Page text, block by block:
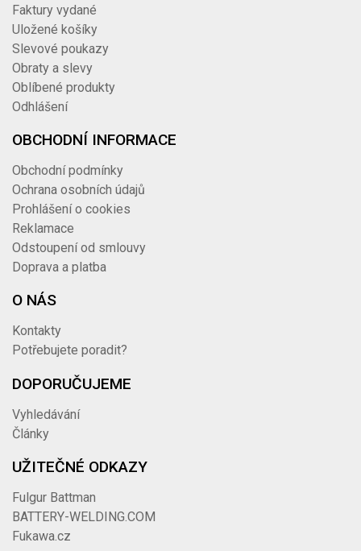
Faktury vydané
Uložené košíky
Slevové poukazy
Obraty a slevy
Oblíbené produkty
Odhlášení
OBCHODNÍ INFORMACE
Obchodní podmínky
Ochrana osobních údajů
Prohlášení o cookies
Reklamace
Odstoupení od smlouvy
Doprava a platba
O NÁS
Kontakty
Potřebujete poradit?
DOPORUČUJEME
Vyhledávání
Články
UŽITEČNÉ ODKAZY
Fulgur Battman
BATTERY-WELDING.COM
Fukawa.cz